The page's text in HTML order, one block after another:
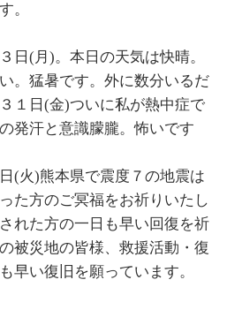
。
日(月)。本日の天気は快晴。
。猛暑です。外に数分いるだ
１日(金)ついに私が熱中症で
発汗と意識朦朧。怖いです
(火)熊本県で震度７の地震は
た方のご冥福をお祈りいたし
れた方の一日も早い回復を祈
被災地の皆様、救援活動・復
早い復旧を願っています。